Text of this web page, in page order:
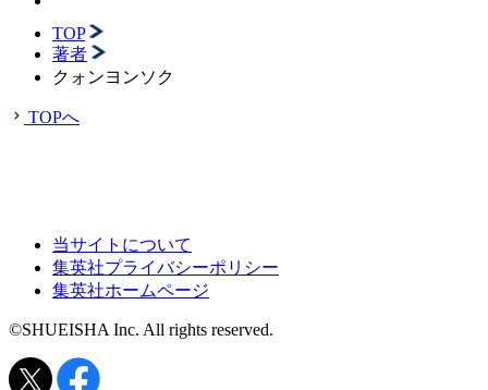
TOP
著者
クォンヨンソク
TOPへ
当サイトについて
集英社プライバシーポリシー
集英社ホームページ
©SHUEISHA Inc. All rights reserved.